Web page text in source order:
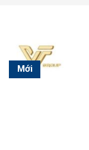
Mới